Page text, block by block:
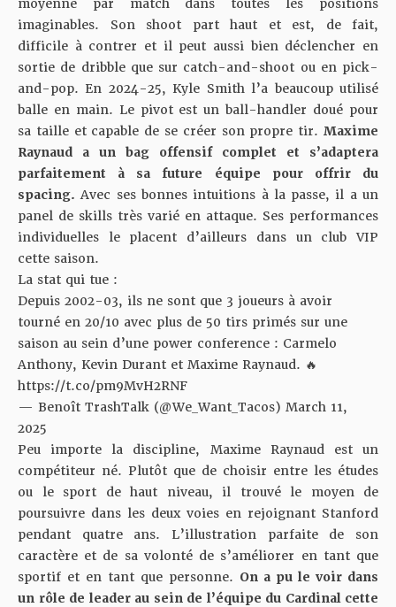
imaginables. Son shoot part haut et est, de fait,
difficile à contrer et il peut aussi bien déclencher en
sortie de dribble que sur catch-and-shoot ou en pick-
and-pop. En 2024-25, Kyle Smith l’a beaucoup utilisé
balle en main. Le pivot est un ball-handler doué pour
sa taille et capable de se créer son propre tir. Maxime
Raynaud a un bag offensif complet et s’adaptera
parfaitement à sa future équipe pour offrir du
spacing. Avec ses bonnes intuitions à la passe, il a un
panel de skills très varié en attaque. Ses performances
individuelles le placent d’ailleurs dans un club VIP
cette saison.
La stat qui tue :
Depuis 2002-03, ils ne sont que 3 joueurs à avoir
tourné en 20/10 avec plus de 50 tirs primés sur une
saison au sein d’une power conference : Carmelo
Anthony, Kevin Durant et Maxime Raynaud. 🔥
https://t.co/pm9MvH2RNF
— Benoît TrashTalk (@We_Want_Tacos) March 11,
2025
Peu importe la discipline, Maxime Raynaud est un
compétiteur né. Plutôt que de choisir entre les études
ou le sport de haut niveau, il trouvé le moyen de
poursuivre dans les deux voies en rejoignant Stanford
pendant quatre ans. L’illustration parfaite de son
caractère et de sa volonté de s’améliorer en tant que
sportif et en tant que personne. On a pu le voir dans
un rôle de leader au sein de l’équipe du Cardinal cette